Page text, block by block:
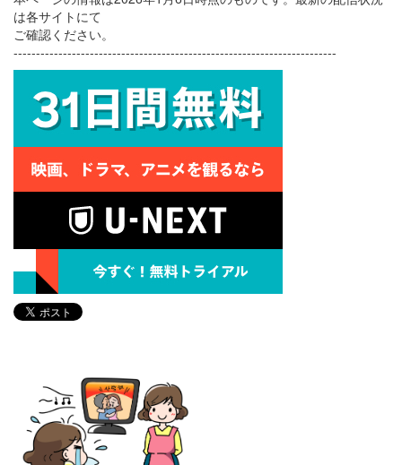
は各サイトにて
ご確認ください。
------------------------------------------------------------------------